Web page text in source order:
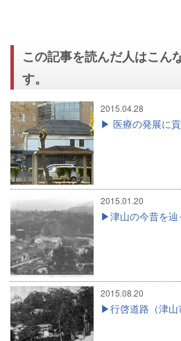
この記事を読んだ人はこん
す。
2015.04.28
医療の発展に
2015.01.20
津山の今昔を辿
2015.08.20
行啓道路（津山